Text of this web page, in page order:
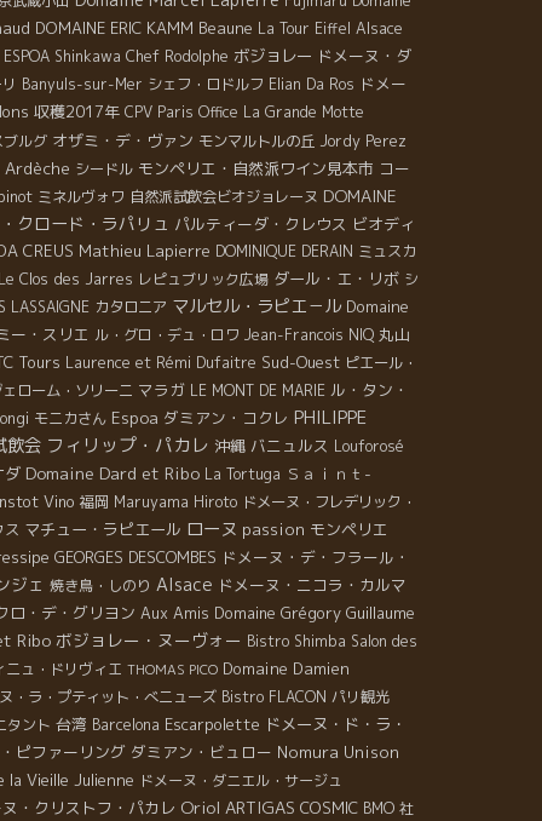
DOMAINE ERIC KAMM Beaune La Tour Eiffel Alsace
ESPOA Shinkawa Chef Rodolphe ボジョレー ドメーヌ・ダ
Banyuls-sur-Mer シェフ・ロドルフ Elian Da Ros ドメー
収穫2017年 CPV Paris Office La Grande Motte
ブルグ オザミ・デ・ヴァン モンマルトルの丘 Jordy Perez
Ardèche シードル モンペリエ・自然派ワイン見本市 コー
ミネルヴォワ 自然派試飲会ビオジョレーヌ DOMAINE
クロード・ラパリュ パルティーダ・クレウス ビオディ
CREUS Mathieu Lapierre DOMINIQUE DERAIN ミュスカ
Le Clos des Jarres レピュブリック広場 ダール・エ・リボ シ
LASSAIGNE カタロニア マルセル・ラピエ－ル Domaine
ー・スリエ ル・グロ・デュ・ロワ Jean-Francois NIQ 丸山
Tours Laurence et Rémi Dufaitre Sud-Ouest ピエール・
ェローム・ソリーニ マラガ LE MONT DE MARIE ル・タン・
モニカさん Espoa ダミアン・コクレ PHILIPPE
飲会 フィリップ・パカレ 沖縄 バニュルス Louforosé
ダ Domaine Dard et Ribo La Tortuga Ｓａｉｎｔ-
Vino 福岡 Maruyama Hiroto ドメーヌ・フレデリック・
ス マチュー・ラピエール ローヌ passion モンペリエ
GEORGES DESCOMBES ドメーヌ・デ・フラール・
ジェ 焼き鳥・しのり Alsace ドメーヌ・ニコラ・カルマ
ロ・デ・グリヨン Aux Amis Domaine Grégory Guillaume
Ribo ボジョレー・ヌーヴォー Bistro Shimba Salon des
ニュ・ドリヴィエ THOMAS PICO Domaine Damien
・ラ・プティット・べニューズ Bistro FLACON パリ観光
タント 台湾 Barcelona Escarpolette ドメーヌ・ド・ラ・
ピファーリング ダミアン・ビュロー Nomura Unison
la Vieille Julienne ドメーヌ・ダニエル・サージュ
ヌ・クリストフ・パカレ Oriol ARTIGAS COSMIC BMO 社